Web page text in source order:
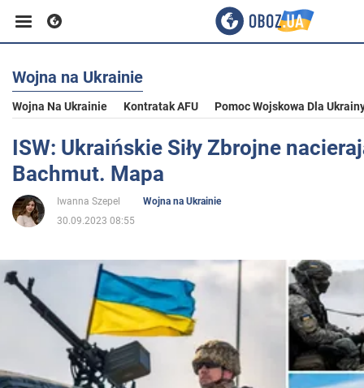
Biznes
Sport
Rozrywka
Polityka
Społeczeństwo
Wojna na Ukrainie
Wojna Na Ukrainie Kontratak AFU Pomoc Wojskowa Dla
ISW: Ukraińskie Siły Zbrojne
Bachmut. Mapa
Iwanna Szepel
Wojna na Ukrainie
30.09.2023 08:55